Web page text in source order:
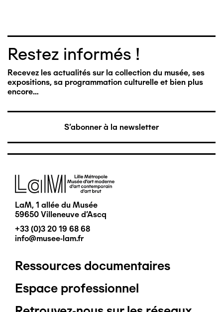
Restez informés !
Recevez les actualités sur la collection du musée, ses
expositions, sa programmation culturelle et bien plus
encore…
S'abonner à la newsletter
Image
LaM, 1 allée du Musée
59650 Villeneuve d'Ascq
+33 (0)3 20 19 68 68
info@musee-lam.fr
Pied
de
Ressources documentaires
Espace professionnel